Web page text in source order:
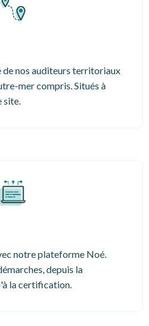
nos auditeurs territoriaux
mer compris. Situés à
site.
notre plateforme Noé.
depuis la
la certification.